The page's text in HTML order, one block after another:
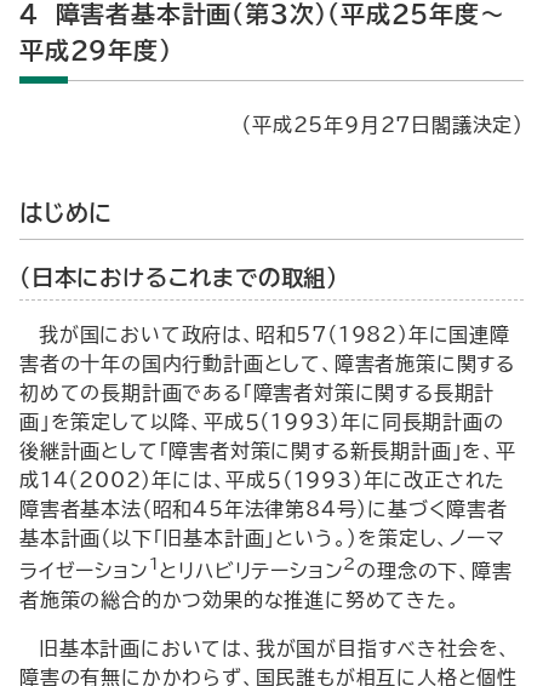
4 障害者基本計画（第3次）（平成25年度～
平成29年度）
（平成25年9月27日閣議決定）
はじめに
（日本におけるこれまでの取組）
我が国において政府は、昭和57（1982）年に国連障
害者の十年の国内行動計画として、障害者施策に関する
初めての長期計画である「障害者対策に関する長期計
画」を策定して以降、平成５（1993）年に同長期計画の
後継計画として「障害者対策に関する新長期計画」を、平
成14（2002）年には、平成５（1993）年に改正された
障害者基本法（昭和45年法律第84号）に基づく障害者
基本計画（以下「旧基本計画」という。）を策定し、ノーマ
ライゼーション 1 とリハビリテーション2 の理念の下、障害
者施策の総合的かつ効果的な推進に努めてきた。
旧基本計画においては、我が国が目指すべき社会を、
障害の有無にかかわらず、国民誰もが相互に人格と個性